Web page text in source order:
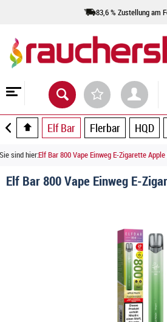
83,6 % Zustellung am
Elf Bar Flerbar HQD
Sie sind hier:Elf Bar 800 Vape Einweg E-Zigarette
Elf Bar 800 Vape Einweg E-